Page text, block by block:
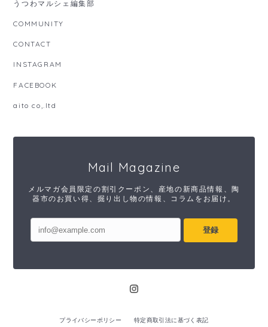
うつわマルシェ編集部
COMMUNITY
CONTACT
INSTAGRAM
FACEBOOK
aito co,.ltd
Mail Magazine
メルマガ会員限定の割引クーポン、産地の新商品情報、陶
器市のお買い得、掘り出し物の情報、コラムをお届け。
登録
プライバシーポリシー 特定商取引法に基づく表記